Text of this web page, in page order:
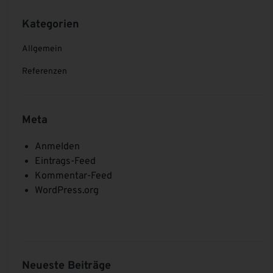
Kategorien
Allgemein
Referenzen
Meta
Anmelden
Eintrags-Feed
Kommentar-Feed
WordPress.org
Neueste Beiträge